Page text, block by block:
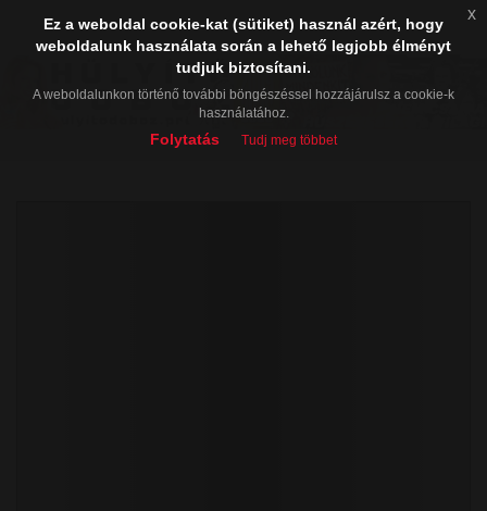
Ez a weboldal cookie-kat (sütiket) használ azért, hogy
weboldalunk használata során a lehető legjobb élményt
tudjuk biztosítani.
A weboldalunkon történő további böngészéssel hozzájárulsz a cookie-k
használatához.
Folytatás Tudj meg többet
x